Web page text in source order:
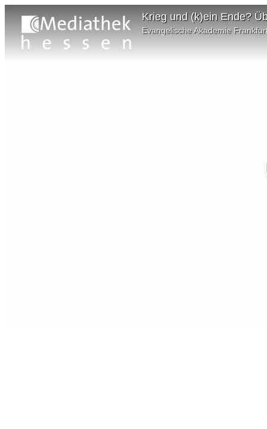
Krieg und (k)ein Ende?
Evangelische Akademie